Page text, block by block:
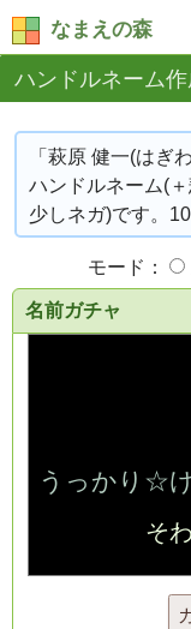
なまえの森
ハンドルネーム
「萩原 健一(はぎ
ハンドルネーム(
少しネガ)です。
モード：
名前ガチャ